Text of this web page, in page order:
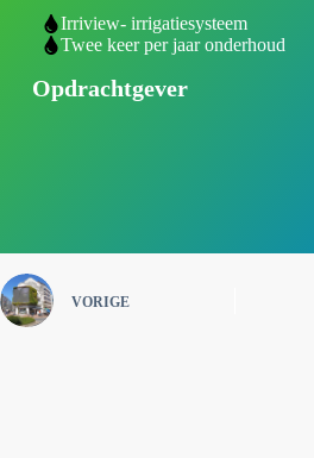
Irriview- irrigatiesysteem
Twee keer per jaar onderhoud
Opdrachtgever
VORIGE